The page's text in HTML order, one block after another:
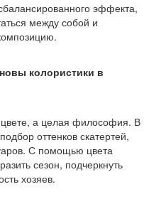
эффекта,
между собой и
колористики в
цвете, а целая философия. В
оттенков скатертей,
С помощью цвета
сезон, подчеркнуть
хозяев.